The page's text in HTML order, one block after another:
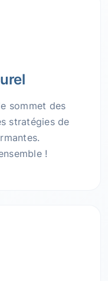
sommet des
stratégies de
!